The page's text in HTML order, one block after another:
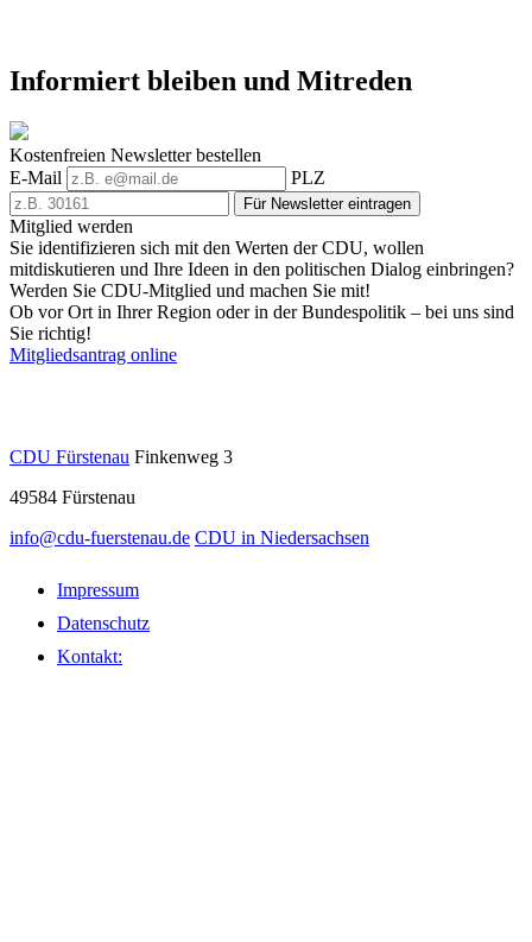
Informiert bleiben und Mitreden
Kostenfreien Newsletter bestellen
E-Mail
PLZ
Für Newsletter eintragen
Mitglied werden
Sie identifizieren sich mit den Werten der CDU, wollen
mitdiskutieren und Ihre Ideen in den politischen Dialog einbringen?
Werden Sie CDU-Mitglied und machen Sie mit!
Ob vor Ort in Ihrer Region oder in der Bundespolitik – bei uns sind
Sie richtig!
Mitgliedsantrag online
CDU Fürstenau Finkenweg 3
49584 Fürstenau
info@cdu-fuerstenau.de CDU in Niedersachsen
Impressum
Datenschutz
Kontakt: